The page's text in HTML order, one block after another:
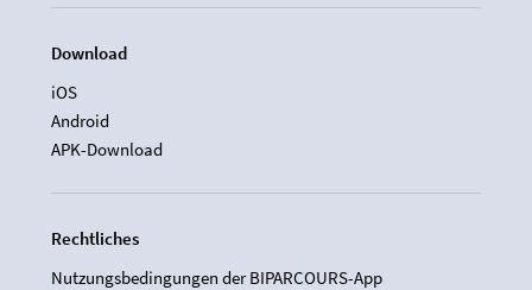
Download
iOS
Android
APK-Download
Rechtliches
Nutzungsbedingungen der BIPARCOURS-App